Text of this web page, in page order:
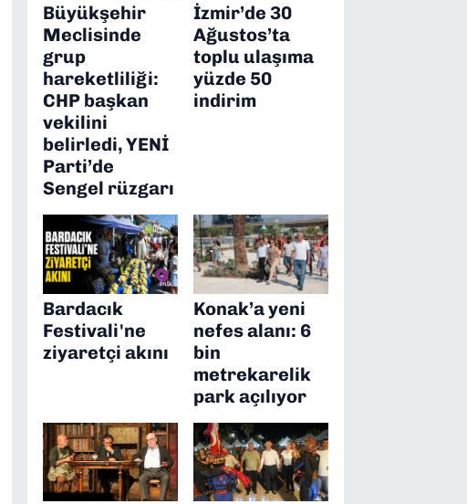
Büyükşehir
Meclisinde
grup
hareketliliği:
CHP başkan
vekilini
belirledi, YENİ
Parti’de
Sengel rüzgarı
İzmir’de 30
Ağustos’ta
toplu ulaşıma
yüzde 50
indirim
Bardacık
Festivali'ne
ziyaretçi akını
Konak’a yeni
nefes alanı: 6
bin
metrekarelik
park açılıyor